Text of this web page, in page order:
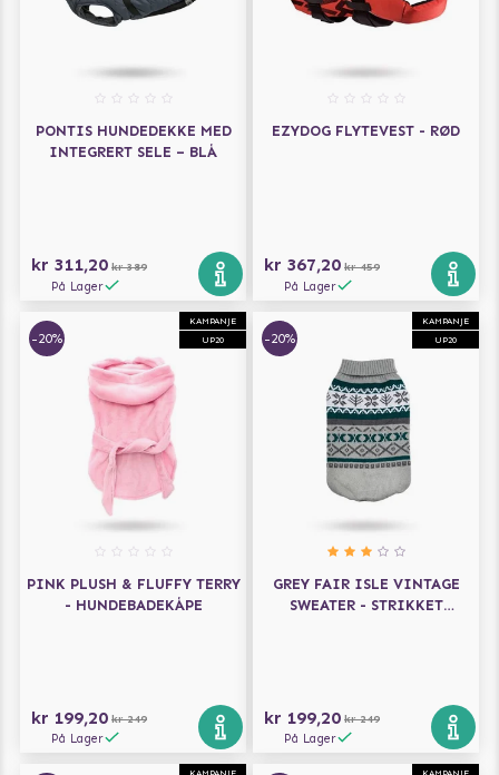
PONTIS HUNDEDEKKE MED
INTEGRERT SELE – BLÅ
kr 311,20 kr 389
På Lager
EZYDOG FLYTEVEST - RØD
kr 367,20 kr 459
På Lager
KAMPANJE
UP20
-20%
PINK PLUSH & FLUFFY TERRY
- HUNDEBADEKÅPE
kr 199,20 kr 249
På Lager
KAMPANJE
UP20
-20%
GREY FAIR ISLE VINTAGE
SWEATER - STRIKKET
kr 199,20 kr 249
På Lager